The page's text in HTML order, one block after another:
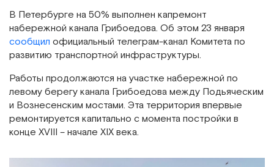
В Петербурге на 50% выполнен капремонт
набережной канала Грибоедова. Об этом 23 января
сообщил официальный телеграм-канал Комитета по
развитию транспортной инфраструктуры.
Работы продолжаются на участке набережной по
левому берегу канала Грибоедова между Подьяческим
и Вознесенским мостами. Эта территория впервые
ремонтируется капитально с момента постройки в
конце XVIII – начале XIX века.